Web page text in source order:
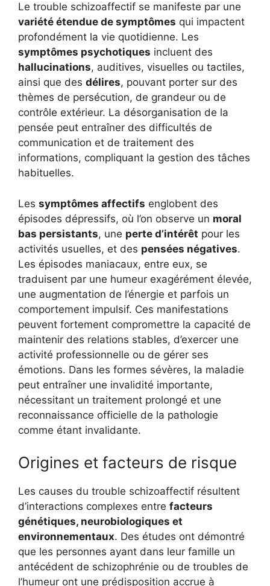
Le trouble schizoaffectif se manifeste par une
variété étendue de symptômes qui impactent
profondément la vie quotidienne. Les
symptômes psychotiques incluent des
hallucinations, auditives, visuelles ou tactiles,
ainsi que des délires, pouvant porter sur des
thèmes de persécution, de grandeur ou de
contrôle extérieur. La désorganisation de la
pensée peut entraîner des difficultés de
communication et de traitement des
informations, compliquant la gestion des tâches
habituelles.
Les symptômes affectifs englobent des
épisodes dépressifs, où l’on observe un moral
bas persistants, une perte d’intérêt pour les
activités usuelles, et des pensées négatives.
Les épisodes maniacaux, entre eux, se
traduisent par une humeur exagérément élevée,
une augmentation de l’énergie et parfois un
comportement impulsif. Ces manifestations
peuvent fortement compromettre la capacité de
maintenir des relations stables, d’exercer une
activité professionnelle ou de gérer ses
émotions. Dans les formes sévères, la maladie
peut entraîner une invalidité importante,
nécessitant un traitement prolongé et une
reconnaissance officielle de la pathologie
comme étant invalidante.
Origines et facteurs de risque
Les causes du trouble schizoaffectif résultent
d’interactions complexes entre facteurs
génétiques, neurobiologiques et
environnementaux. Des études ont démontré
que les personnes ayant dans leur famille un
antécédent de schizophrénie ou de troubles de
l’humeur ont une prédisposition accrue à